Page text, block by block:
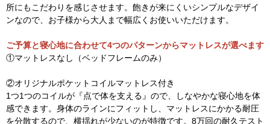
所にもこだわりを感じさせます。飽きが来にくいシンプルなデザイ
ンなので、お子様から大人まで幅広くお使いいただけます。
ご予算と寝心地に合わせて4つのパターンからマットレスが選べます
①マットレスなし（ベッドフレームのみ）
②オリジナルポケットコイルマットレス付き
1つ1つのコイルが『点で体を支える』ので、しなやかな寝心地を体
感できます。身体のラインにフィットし、マットレスにかかる耐圧
を分散するので、横揺れが少ないのが特徴です。8万回の耐久テスト